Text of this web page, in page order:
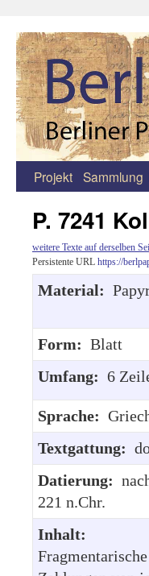
Zum
Projekt Sammlung
P. 7241
weitere Texte auf derselben
Persistente URL https://
Material:
Form: Blatt
Umfang: 6
Sprache:
Textgattung:
Datierung:
221 n.Chr.
Inhalt: